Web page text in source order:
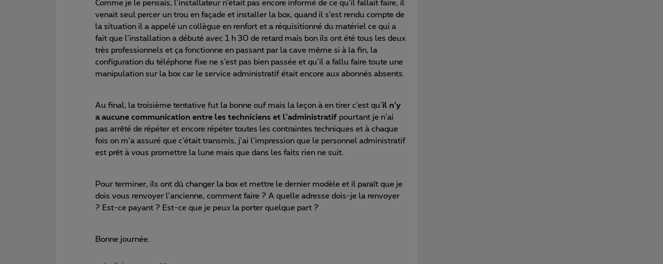
Comme je le pensais, l’installateur n’était pas encore informé de ce qu’il fallait faire, il
venait seul percer un trou en façade et installer la box, quand il s’est rendu compte de
la situation il a appelé un collègue en renfort et a réquisitionné du matériel ce qui a
fait que l’installation a débuté avec 1 h 30 de retard mais bon ils ont été tous les deux
très professionnels et ça fonctionne en passant par la cave même si à la fin, la
configuration du téléphone fixe ne s’est pas bien passée et qu’il a fallu faire toute une
manipulation sur la box car le service administratif était encore aux abonnés absents.
Au final, la troisième tentative fut la bonne ouf mais la leçon à en tirer c’est qu’il n’y
a aucune communication entre les techniciens et l’administratif pourtant je n’ai
pas arrêté de répéter et encore répéter toutes les contraintes techniques et à chaque
fois on m’a assuré que c’était transmis, j’ai l’impression que le personnel administratif
est prêt à vous promettre la lune mais que dans les faits rien ne suit.
Pour terminer, ils ont dû changer la box et mettre le dernier modèle et il paraît que je
dois vous renvoyer l’ancienne, comment faire ? A quelle adresse dois-je la renvoyer
? Est-ce payant ? Est-ce que je peux la porter quelque part ?
Bonne journée.